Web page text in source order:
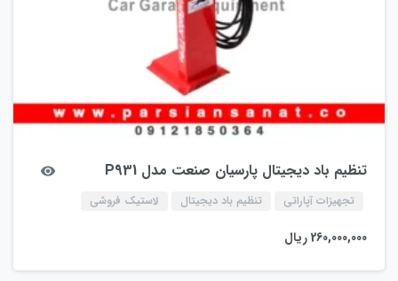
تنظیم باد دیجیتال پارسیان صنعت مدل P931
تجهیزات آپاراتی تنظیم باد دیجیتال لاستیک فروشی
260,000,000ریال